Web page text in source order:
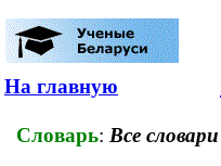
На главную
Словарь: Все словари